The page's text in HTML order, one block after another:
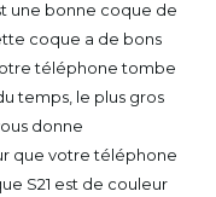
une bonne coque de
coque a de bons
téléphone tombe
temps, le plus gros
donne
que votre téléphone
S21 est de couleur